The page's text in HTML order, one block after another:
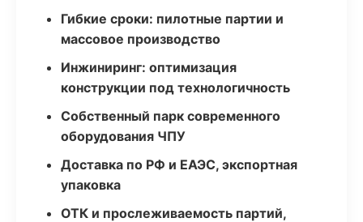
Гибкие сроки: пилотные партии и
массовое производство
Инжиниринг: оптимизация
конструкции под технологичность
Собственный парк современного
оборудования ЧПУ
Доставка по РФ и ЕАЭС, экспортная
упаковка
ОТК и прослеживаемость партий,